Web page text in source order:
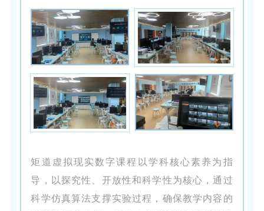
矩道虚拟现实数字课程以学科核心素养为指
导，以探究性、开放性和科学性为核心，通过
科学仿真算法支撑实验过程，确保教学内容的